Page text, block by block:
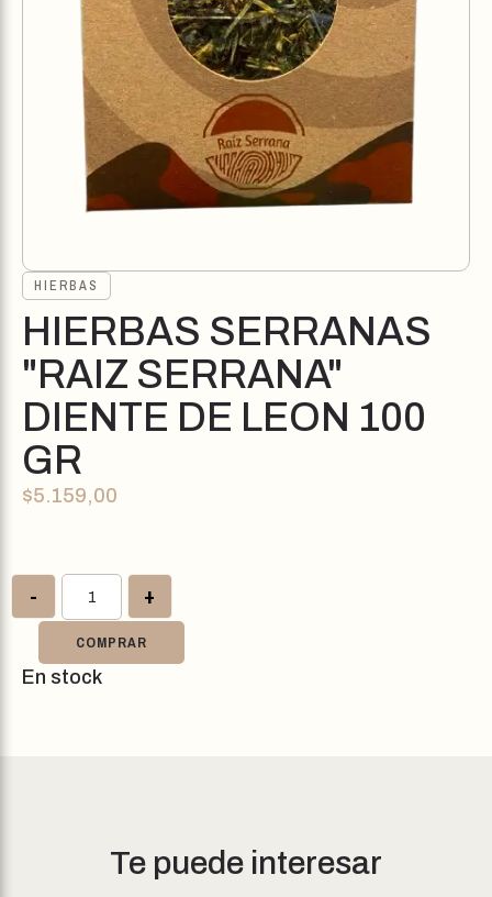
HIERBAS
HIERBAS SERRANAS
"RAIZ SERRANA"
DIENTE DE LEON 100
GR
$5.159,00
- +
COMPRAR
En stock
Te puede interesar